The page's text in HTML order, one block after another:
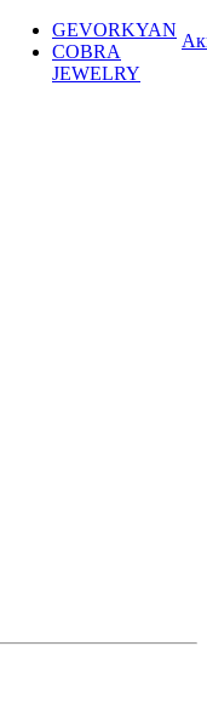
GEVORKYAN
COBRA
JEWELRY